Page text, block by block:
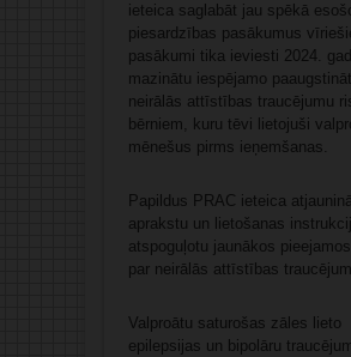
ieteica saglabāt jau spēkā
piesardzības pasākumus
pasākumi tika ieviesti 2024.
mazinātu iespējamo
neirālās attīstības traucējumu
bērniem, kuru tēvi lietojuši
mēnešus pirms ieņemšanas.
Papildus PRAC ieteica
aprakstu un lietošanas
atspoguļotu jaunākos
par neirālās attīstības
Valproātu saturošas zāles lieto
epilepsijas un bipolāru